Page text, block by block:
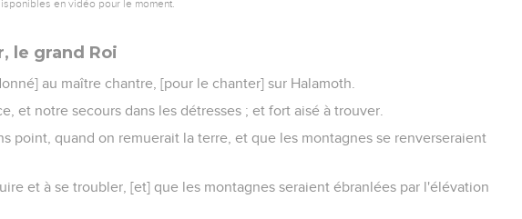
en vidéo pour le moment.
le grand Roi
au maître chantre, [pour le chanter] sur Halamoth.
et notre secours dans les détresses ; et fort aisé à trouver.
point, quand on remuerait la terre, et que les montagnes se renverseraient
et à se troubler, [et] que les montagnes seraient ébranlées par l'élévation